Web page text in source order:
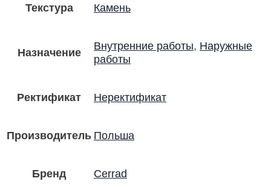
Текстура Камень
Назначение
Внутренние работы, Наружные
работы
Ректификат Неректификат
Производитель Польша
Бренд Cerrad